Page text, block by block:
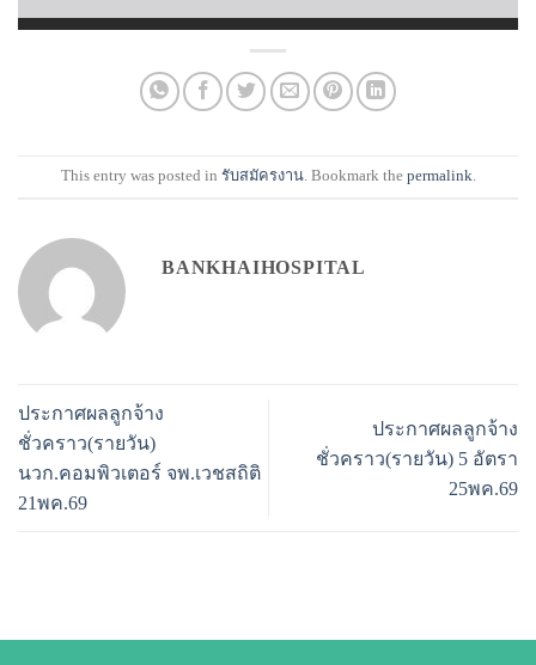
This entry was posted in รับสมัครงาน. Bookmark the permalink.
BANKHAIHOSPITAL
ประกาศผลลูกจ้าง
ชั่วคราว(รายวัน)
นวก.คอมพิวเตอร์ จพ.เวชสถิติ
21พค.69
ประกาศผลลูกจ้าง
ชั่วคราว(รายวัน) 5 อัตรา
25พค.69